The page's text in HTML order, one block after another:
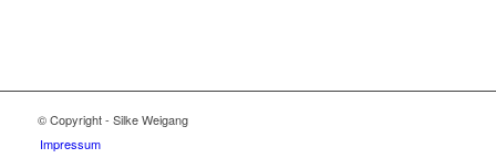
© Copyright - Silke Weigang
Impressum